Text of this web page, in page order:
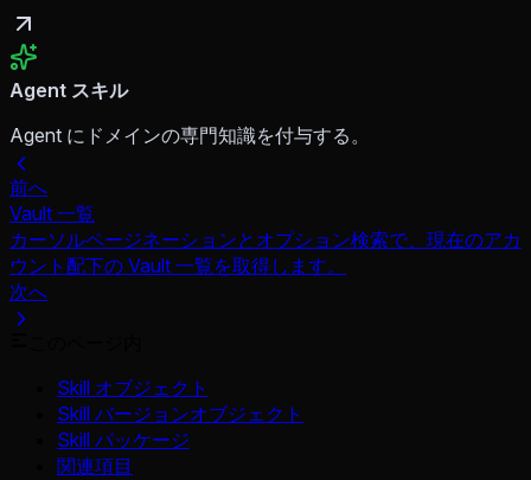
Agent スキル
Agent にドメインの専門知識を付与する。
前へ
Vault 一覧
カーソルページネーションとオプション検索で、現在のアカ
ウント配下の Vault 一覧を取得します。
次へ
Skill オブジェクト
Skill バージョンオブジェクト
Skill パッケージ
関連項目